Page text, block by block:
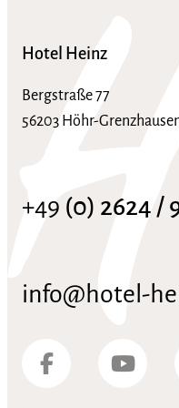
Hotel Heinz
Bergstraße 77
56203 Höhr-
+49 (0) 2624 /
info@hotel-